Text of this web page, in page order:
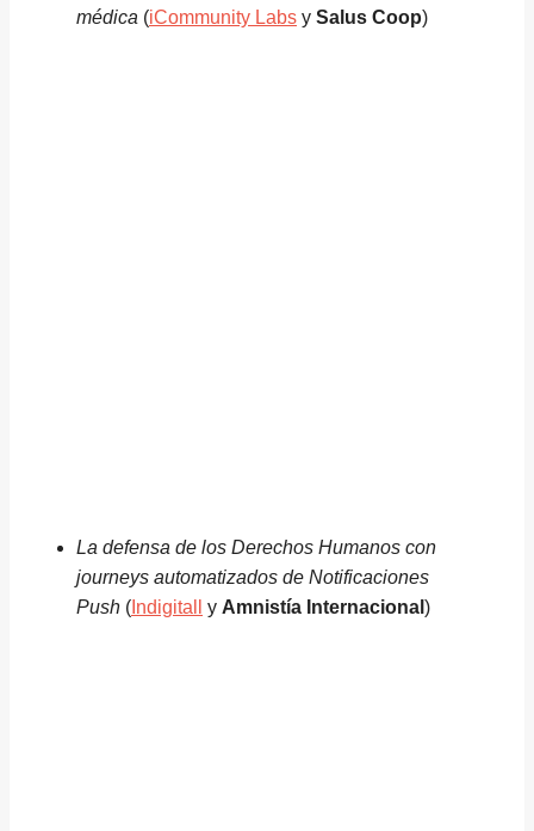
médica (iCommunity Labs y Salus Coop)
La defensa de los Derechos Humanos con
journeys automatizados de Notificaciones
Push ( Indigitall y Amnistía Internacional )